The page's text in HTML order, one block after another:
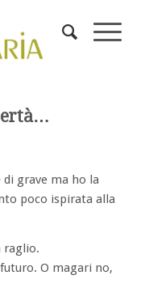
grave ma ho la
poco ispirata alla
raglio.
O magari no,